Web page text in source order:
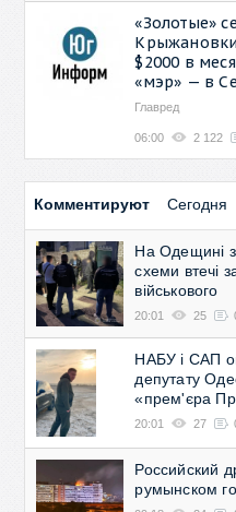
«Золотые»
Крыжановки
$2000 в
«мэр» — в
Главред
06:00 2 122
Комментируют Сегодня
На Одещині
схеми втечі
військового
20:01 25
НАБУ і САП
депутату
«прем'єра
20:01 27
Российский
румынском